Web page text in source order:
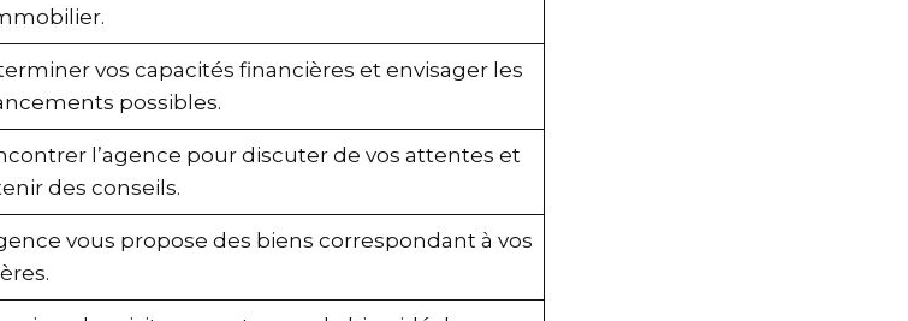
vos capacités financières et envisager les
possibles.
l’agence pour discuter de vos attentes et
des conseils.
vous propose des biens correspondant à vos